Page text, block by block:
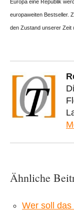
Europa eine Republik
europaweiten Bestseller.
den Zustand unserer Zeit
Ähnliche
Wer soll